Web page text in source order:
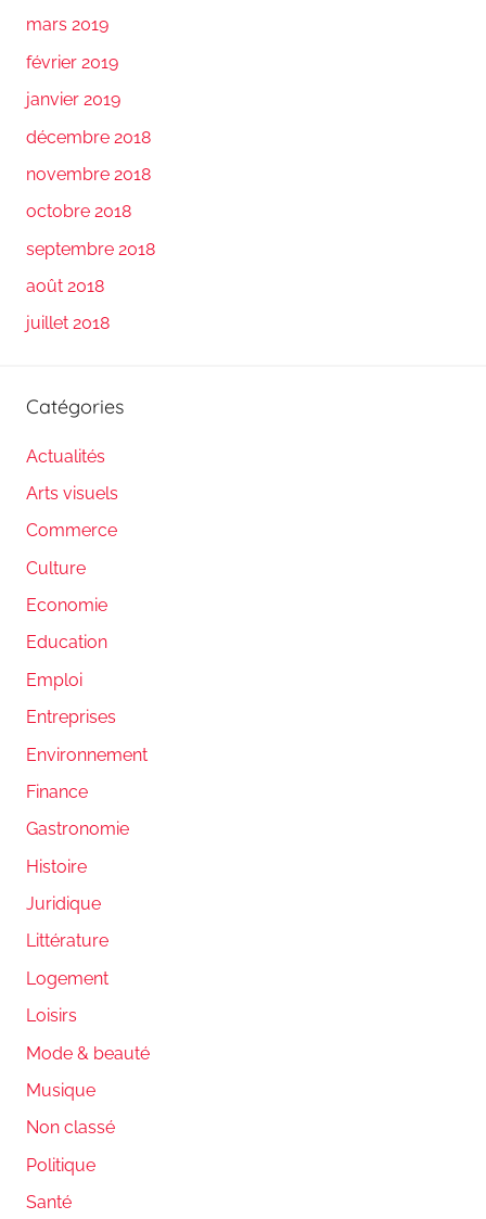
mars 2019
février 2019
janvier 2019
décembre 2018
novembre 2018
octobre 2018
septembre 2018
août 2018
juillet 2018
Catégories
Actualités
Arts visuels
Commerce
Culture
Economie
Education
Emploi
Entreprises
Environnement
Finance
Gastronomie
Histoire
Juridique
Littérature
Logement
Loisirs
Mode & beauté
Musique
Non classé
Politique
Santé